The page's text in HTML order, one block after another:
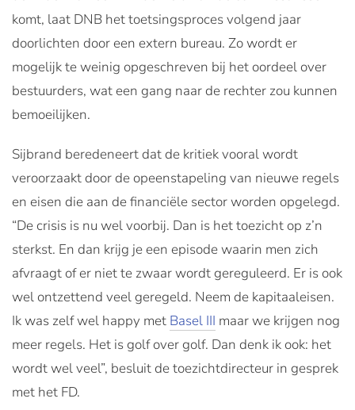
komt, laat DNB het toetsingsproces volgend jaar
doorlichten door een extern bureau. Zo wordt er
mogelijk te weinig opgeschreven bij het oordeel over
bestuurders, wat een gang naar de rechter zou kunnen
bemoeilijken.
Sijbrand beredeneert dat de kritiek vooral wordt
veroorzaakt door de opeenstapeling van nieuwe regels
en eisen die aan de financiële sector worden opgelegd.
“De crisis is nu wel voorbij. Dan is het toezicht op z’n
sterkst. En dan krijg je een episode waarin men zich
afvraagt of er niet te zwaar wordt gereguleerd. Er is ook
wel ontzettend veel geregeld. Neem de kapitaaleisen.
Ik was zelf wel happy met Basel III maar we krijgen nog
meer regels. Het is golf over golf. Dan denk ik ook: het
wordt wel veel”, besluit de toezichtdirecteur in gesprek
met het FD.